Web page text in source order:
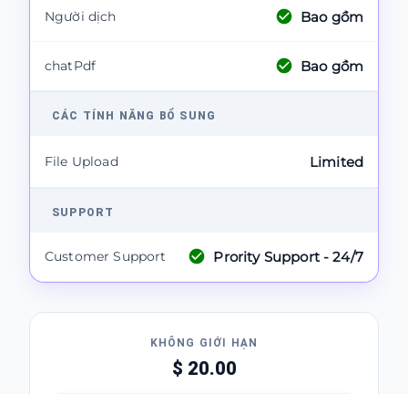
Người dịch Bao gồm
chatPdf Bao gồm
CÁC TÍNH NĂNG BỔ SUNG
File Upload Limited
SUPPORT
Customer Support Prority Support - 24/7
KHÔNG GIỚI HẠN
$ 20.00